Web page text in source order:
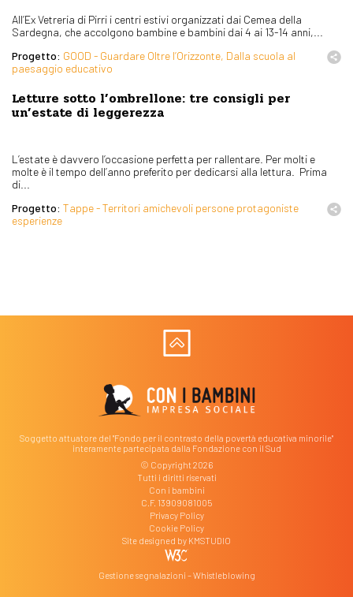
All’Ex Vetreria di Pirri i centri estivi organizzati dai Cemea della
Sardegna, che accolgono bambine e bambini dai 4 ai 13-14 anni,...
Progetto: GOOD - Guardare Oltre l’Orizzonte, Dalla scuola al
paesaggio educativo
Letture sotto l’ombrellone: tre consigli per
un’estate di leggerezza
L’estate è davvero l’occasione perfetta per rallentare. Per molti e
molte è il tempo dell’anno preferito per dedicarsi alla lettura. Prima
di...
Progetto: Tappe - Territori amichevoli persone protagoniste
esperienze
Soggetto attuatore del "Fondo per il contrasto della povertà educativa minorile"
interamente partecipata dalla Fondazione con il Sud
© Copyright 2026
Tutti i diritti riservati
Con i bambini
C.F. 13909081005
Privacy Policy
Cookie Policy
Site designed by KMSTUDIO
Gestione segnalazioni – Whistleblowing